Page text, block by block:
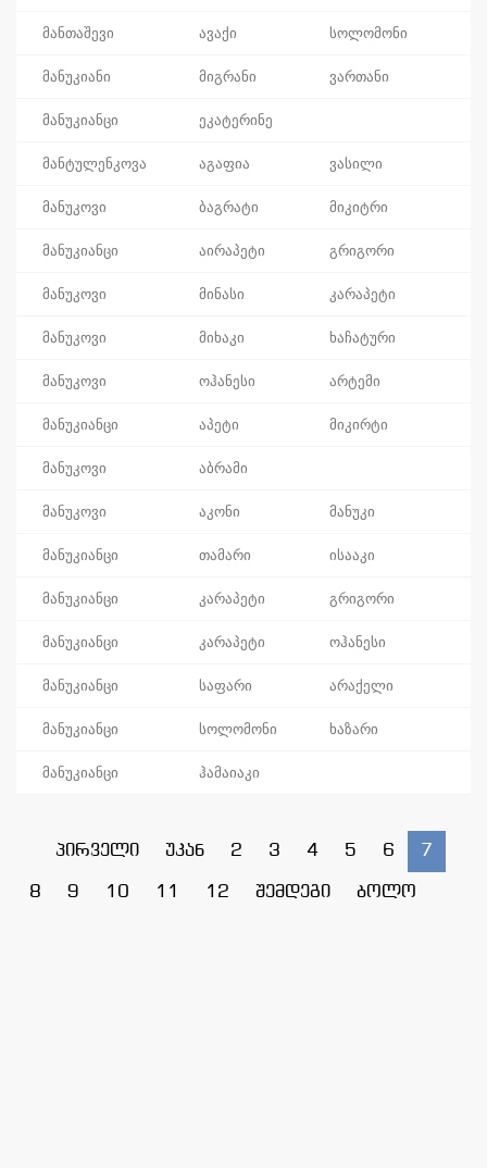
მანთაშევი ავაქი სოლომონი
მანუკიანი მიგრანი ვართანი
მანუკიანცი ეკატერინე
მანტულენკოვა აგაფია ვასილი
მანუკოვი ბაგრატი მიკიტრი
მანუკიანცი აირაპეტი გრიგორი
მანუკოვი მინასი კარაპეტი
მანუკოვი მიხაკი ხაჩატური
მანუკოვი ოჰანესი არტემი
მანუკიანცი აპეტი მიკირტი
მანუკოვი აბრამი
მანუკოვი აკონი მანუკი
მანუკიანცი თამარი ისააკი
მანუკიანცი კარაპეტი გრიგორი
მანუკიანცი კარაპეტი ოჰანესი
მანუკიანცი საფარი არაქელი
მანუკიანცი სოლომონი ხაზარი
მანუკიანცი ჰამაიაკი
პირველი უკან 2 3 4 5 6 7
8 9 10 11 12 შემდეგი ბოლო